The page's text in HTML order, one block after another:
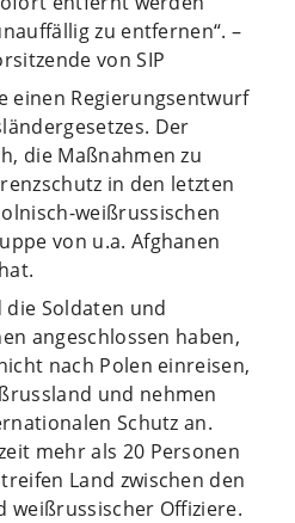
zu entfernen“. –
von SIP
einen Regierungsentwurf
Der
die Maßnahmen zu
in den letzten
weißrussischen
von u.a. Afghanen
die Soldaten und
angeschlossen haben,
nach Polen einreisen,
und nehmen
Schutz an.
mehr als 20 Personen
Land zwischen den
weißrussischer Offiziere.